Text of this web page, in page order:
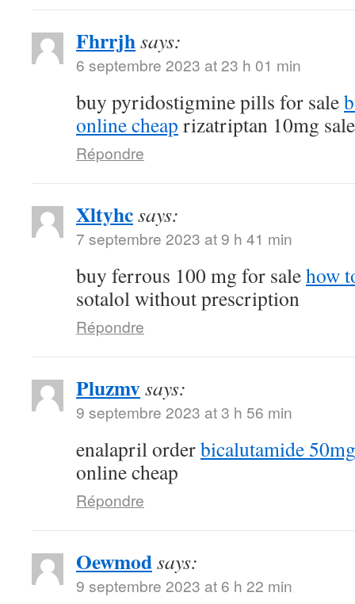
Fhrrjhsays:
6 septembre 2023 at 23 h 01 min
buy pyridostigmine pills for sale
online cheap rizatriptan 10mg sale
Répondre
Xltyhcsays:
7 septembre 2023 at 9 h 41 min
buy ferrous 100 mg for salehow
sotalol without prescription
Répondre
Pluzmvsays:
9 septembre 2023 at 3 h 56 min
enalapril orderbicalutamide
online cheap
Répondre
Oewmodsays:
9 septembre 2023 at 6 h 22 min